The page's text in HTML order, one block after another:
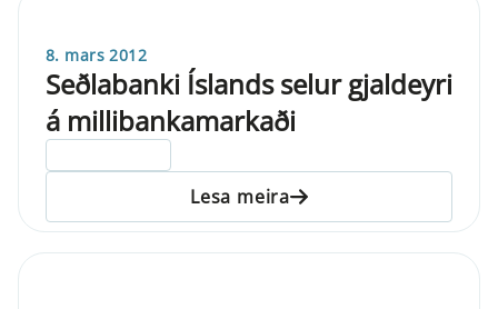
8. mars 2012
Seðlabanki Íslands selur gjaldeyri
á millibankamarkaði
Lesa meira